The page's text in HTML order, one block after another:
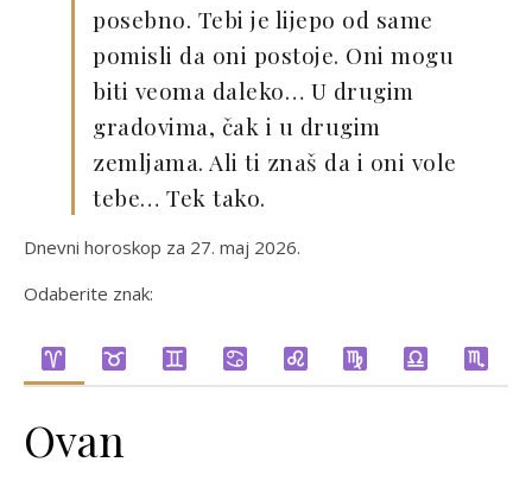
posebno. Tebi je lijepo od same
pomisli da oni postoje. Oni mogu
biti veoma daleko… U drugim
gradovima, čak i u drugim
zemljama. Ali ti znaš da i oni vole
tebe… Tek tako.
Dnevni horoskop za 27. maj 2026.
Odaberite znak:
Ovan